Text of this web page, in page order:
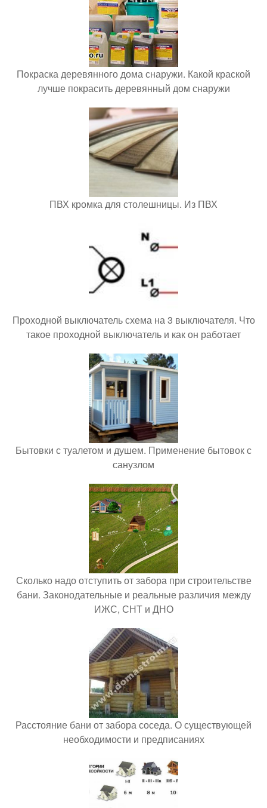
Покраска деревянного дома снаружи. Какой краской
лучше покрасить деревянный дом снаружи
ПВХ кромка для столешницы. Из ПВХ
Проходной выключатель схема на 3 выключателя. Что
такое проходной выключатель и как он работает
Бытовки с туалетом и душем. Применение бытовок с
санузлом
Сколько надо отступить от забора при строительстве
бани. Законодательные и реальные различия между
ИЖС, СНТ и ДНО
Расстояние бани от забора соседа. О существующей
необходимости и предписаниях